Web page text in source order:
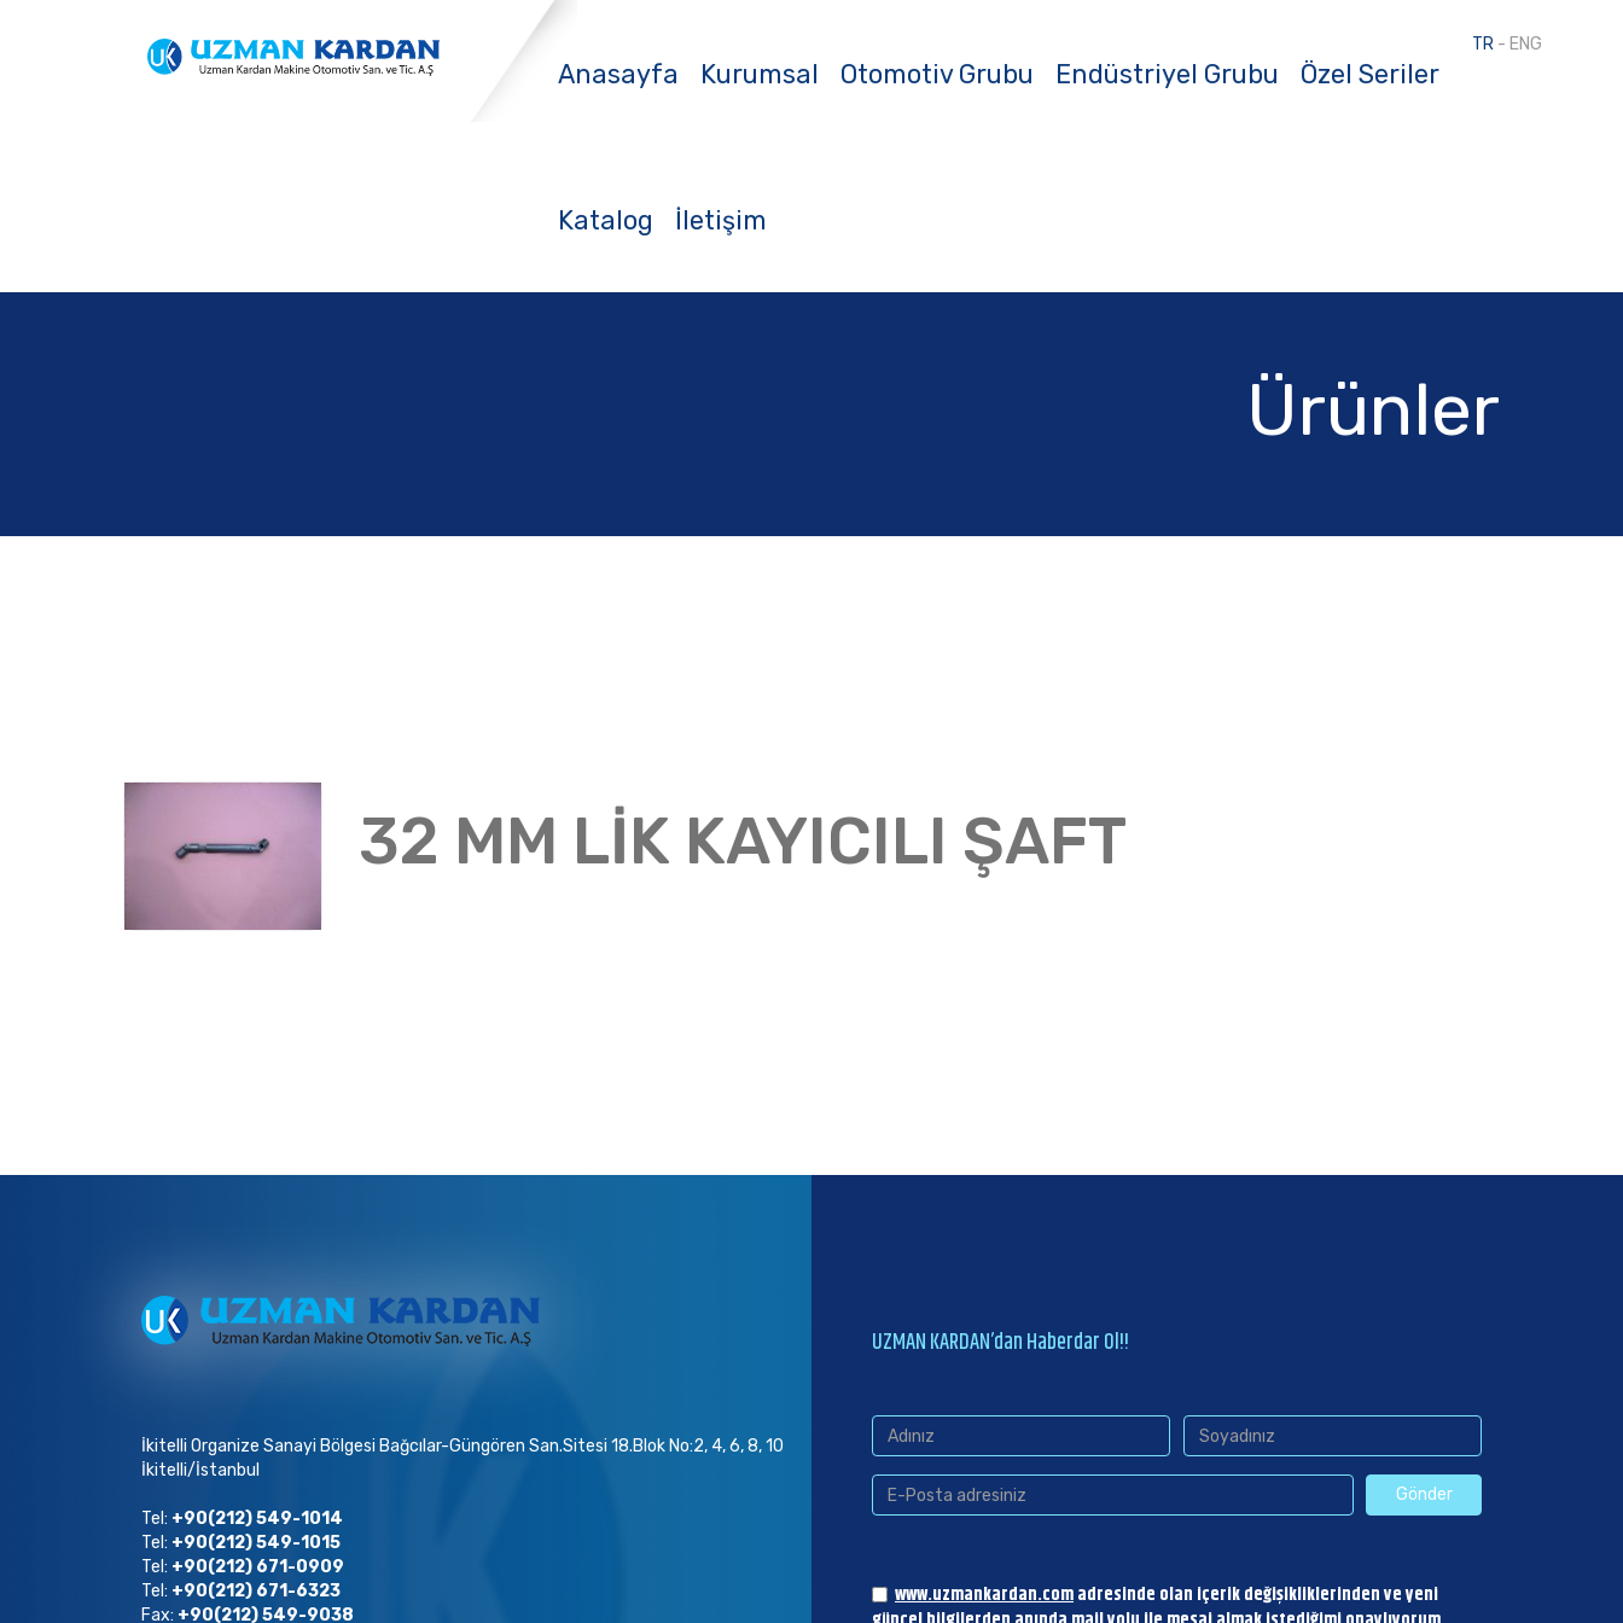
TR - ENG
Anasayfa Kurumsal Otomotiv Grubu Endüstriyel Grubu Özel Seriler
Katalog İletişim
Ürünler
32 MM LİK KAYICILI ŞAFT
İkitelli Organize Sanayi Bölgesi Bağcılar-Güngören San.Sitesi 18.Blok No:2, 4, 6, 8, 10
İkitelli/İstanbul
Tel: +90(212) 549-1014
Tel: +90(212) 549-1015
Tel: +90(212) 671-0909
Tel: +90(212) 671-6323
Fax: +90(212) 549-9038
UZMAN KARDAN’dan Haberdar Ol!!
www.uzmankardan.comadresinde olan içerik değişikliklerinden ve yeni